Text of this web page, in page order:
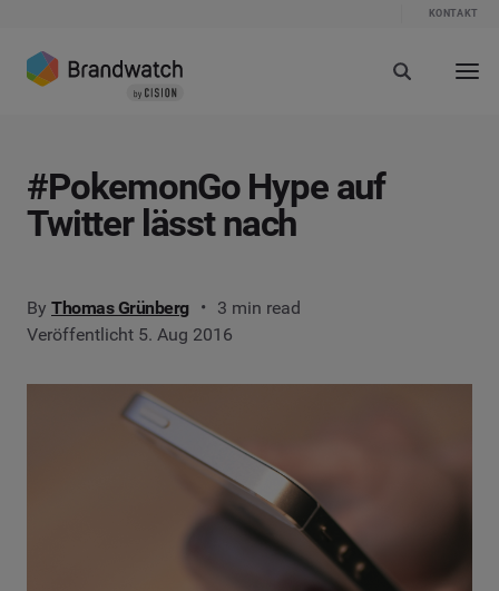
KONTAKT
#PokemonGo Hype auf
Twitter lässt nach
By Thomas Grünberg
3 min read
Veröffentlicht 5. Aug 2016